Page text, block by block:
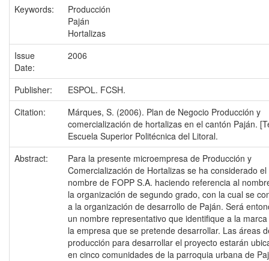
Keywords:
Producción
Paján
Hortalizas
Issue
Date:
2006
Publisher:
ESPOL. FCSH.
Citation:
Márques, S. (2006). Plan de Negocio Producción y
comercialización de hortalizas en el cantón Paján.
Escuela Superior Politécnica del Litoral.
Abstract:
Para la presente microempresa de Producción y
Comercialización de Hortalizas se ha considerado el
nombre de FOPP S.A. haciendo referencia al
la organización de segundo grado, con la cual se
a la organización de desarrollo de Paján. Será
un nombre representativo que identifique a la
la empresa que se pretende desarrollar. Las áreas
producción para desarrollar el proyecto estarán
en cinco comunidades de la parroquia urbana de